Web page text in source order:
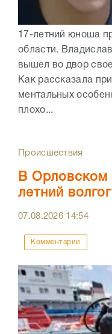
17-летний юноша
области.
вышел во двор
Как рассказала
ментальных
плохо...
Происшествия
В Орловском
летний
07.08.2026 14:54
Комментарии